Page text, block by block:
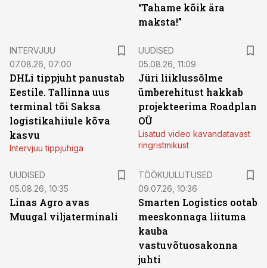
“Tahame kõik ära
maksta!”
INTERVJUU
07.08.26, 07:00
DHLi tippjuht panustab
Eestile. Tallinna uus
terminal tõi Saksa
logistikahiiule kõva
kasvu
Intervjuu tippjuhiga
UUDISED
05.08.26, 11:09
Jüri liiklussõlme
ümberehitust hakkab
projekteerima Roadplan
OÜ
Lisatud video kavandatavast
ringristmikust
UUDISED
05.08.26, 10:35
Linas Agro avas
Muugal viljaterminali
TÖÖKUULUTUSED
09.07.26, 10:36
Smarten Logistics ootab
meeskonnaga liituma
kauba
vastuvõtuosakonna
juhti